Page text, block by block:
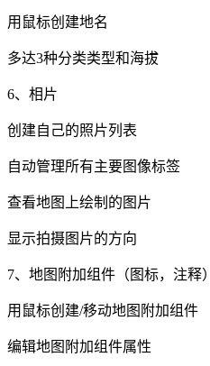
用鼠标创建地名
多达3种分类类型和海拔
6、相片
创建自己的照片列表
自动管理所有主要图像标签
查看地图上绘制的图片
显示拍摄图片的方向
7、地图附加组件（图标，注释）
用鼠标创建/移动地图附加组件
编辑地图附加组件属性